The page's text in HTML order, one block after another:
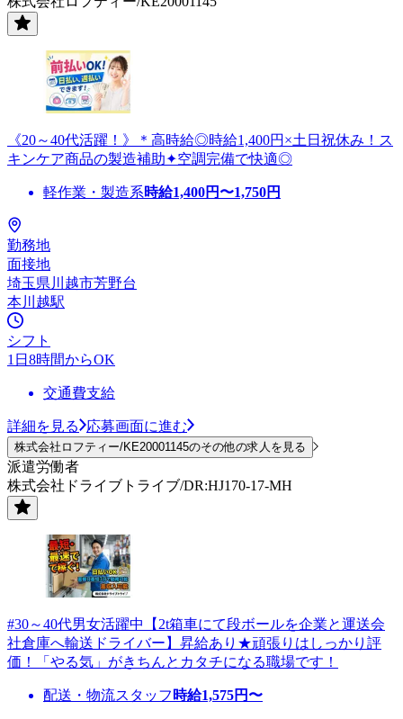
《20～40代活躍！》＊高時給◎時給1,400円×土日祝休み！ス
キンケア商品の製造補助✦空調完備で快適◎
軽作業・製造系時給1,400円〜1,750円
勤務地
面接地
埼玉県川越市芳野台
本川越駅
シフト
1日8時間からOK
交通費支給
詳細を見る 応募画面に進む
株式会社ロフティー/KE20001145のその他の求人を見る
派遣労働者
株式会社ドライブトライブ/DR:HJ170-17-MH
#30～40代男女活躍中【2t箱車にて段ボールを企業と運送会
社倉庫へ輸送ドライバー】昇給あり★頑張りはしっかり評
価！「やる気」がきちんとカタチになる職場です！
配送・物流スタッフ 時給1,575円〜